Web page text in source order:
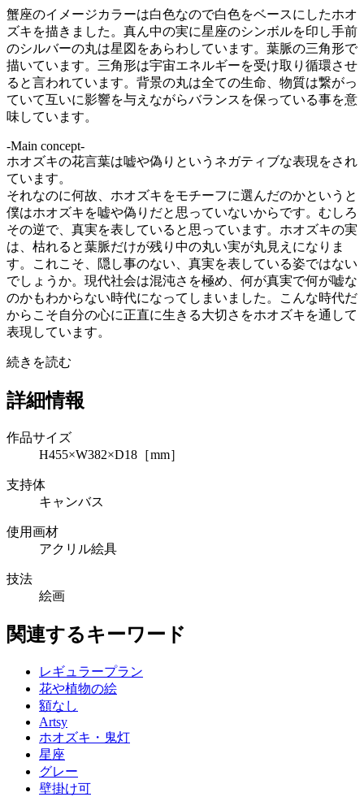
蟹座のイメージカラーは白色なので白色をベースにしたホオ
ズキを描きました。真ん中の実に星座のシンボルを印し手前
のシルバーの丸は星図をあらわしています。葉脈の三角形で
描いています。三角形は宇宙エネルギーを受け取り循環させ
ると言われています。背景の丸は全ての生命、物質は繋がっ
ていて互いに影響を与えながらバランスを保っている事を意
味しています。
-Main concept-
ホオズキの花言葉は嘘や偽りというネガティブな表現をされ
ています。
それなのに何故、ホオズキをモチーフに選んだのかというと
僕はホオズキを嘘や偽りだと思っていないからです。むしろ
その逆で、真実を表していると思っています。ホオズキの実
は、枯れると葉脈だけが残り中の丸い実が丸見えになりま
す。これこそ、隠し事のない、真実を表している姿ではない
でしょうか。現代社会は混沌さを極め、何が真実で何が嘘な
のかもわからない時代になってしまいました。こんな時代だ
からこそ自分の心に正直に生きる大切さをホオズキを通して
表現しています。
続きを読む
詳細情報
作品サイズ
H455×W382×D18［mm］
支持体
キャンバス
使用画材
アクリル絵具
技法
絵画
関連するキーワード
レギュラープラン
花や植物の絵
額なし
Artsy
ホオズキ・鬼灯
星座
グレー
壁掛け可